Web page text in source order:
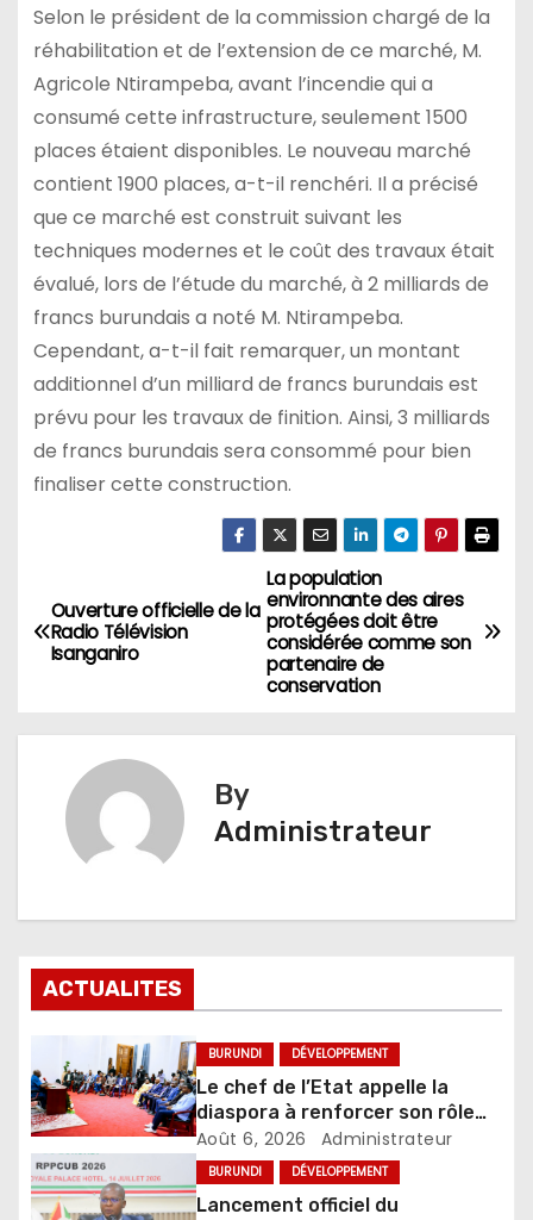
Selon le président de la commission chargé de la
réhabilitation et de l’extension de ce marché, M.
Agricole Ntirampeba, avant l’incendie qui a
consumé cette infrastructure, seulement 1500
places étaient disponibles. Le nouveau marché
contient 1900 places, a-t-il renchéri. Il a précisé
que ce marché est construit suivant les
techniques modernes et le coût des travaux était
évalué, lors de l’étude du marché, à 2 milliards de
francs burundais a noté M. Ntirampeba.
Cependant, a-t-il fait remarquer, un montant
additionnel d’un milliard de francs burundais est
prévu pour les travaux de finition. Ainsi, 3 milliards
de francs burundais sera consommé pour bien
finaliser cette construction.
Navigation
de
La population
environnante des aires
protégées doit être
considérée comme son
partenaire de
conservation
Ouverture officielle de la
Radio Télévision
Isanganiro
By
Administrateur
ACTUALITES
BURUNDI DÉVELOPPEMENT
Le chef de l’Etat appelle la
diaspora à renforcer son rôle
dans le développement du pays
Août 6, 2026 Administrateur
BURUNDI DÉVELOPPEMENT
Lancement officiel du